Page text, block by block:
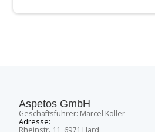
Aspetos GmbH
Geschäftsführer: Marcel Köller
Adresse: